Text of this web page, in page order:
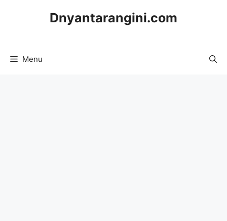
Dnyantarangini.com
Menu